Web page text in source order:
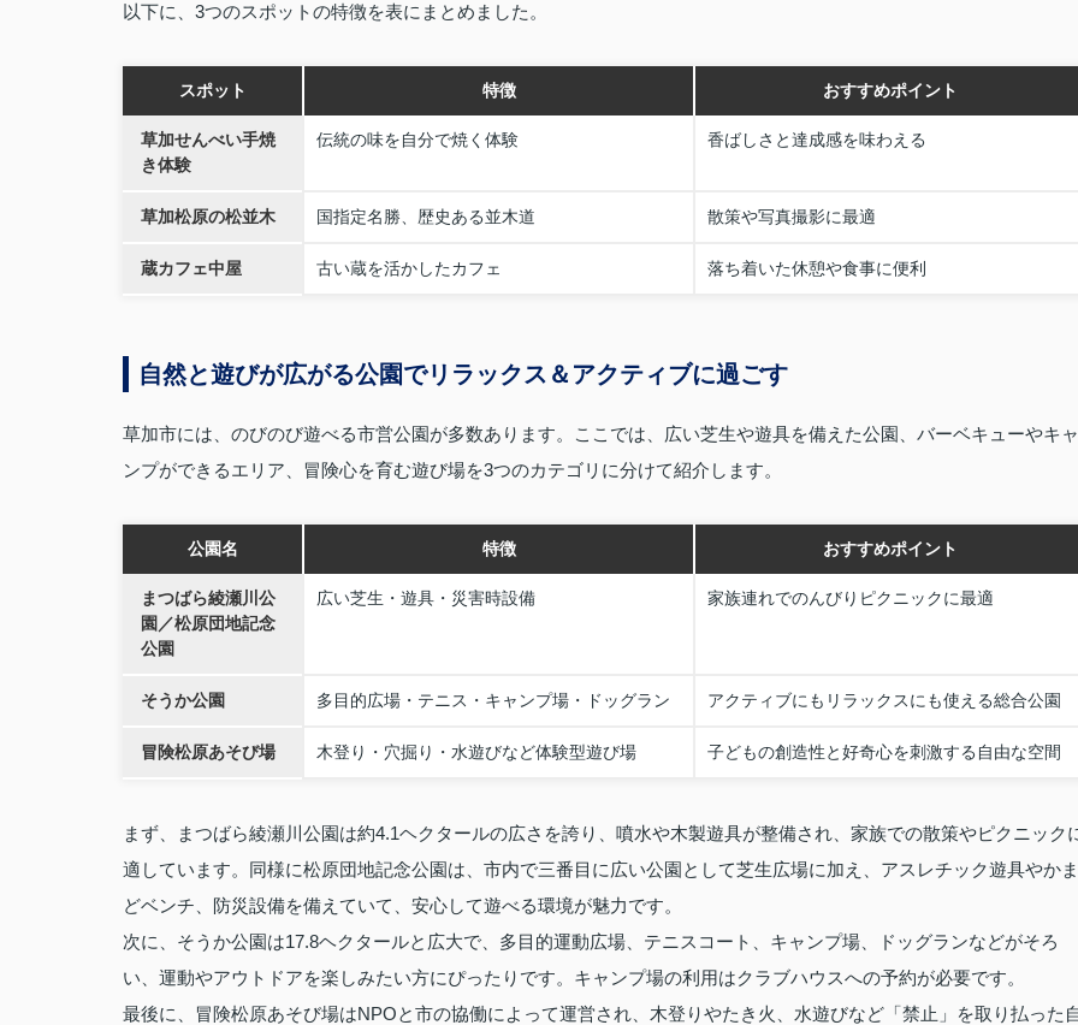
以下に、3つのスポットの特徴を表にまとめました。
スポット 特徴 おすすめポイント
草加せんべい手焼
き体験
伝統の味を自分で焼く体験 香ばしさと達成感を味わえる
草加松原の松並木 国指定名勝、歴史ある並木道 散策や写真撮影に最適
蔵カフェ中屋 古い蔵を活かしたカフェ 落ち着いた休憩や食事に便利
自然と遊びが広がる公園でリラックス＆アクティブに過ごす
草加市には、のびのび遊べる市営公園が多数あります。ここでは、広い芝生や遊具を備えた公園、バーベキューやキャ
ンプができるエリア、冒険心を育む遊び場を3つのカテゴリに分けて紹介します。
公園名 特徴 おすすめポイント
まつばら綾瀬川公
園／松原団地記念
公園
広い芝生・遊具・災害時設備 家族連れでのんびりピクニックに最適
そうか公園 多目的広場・テニス・キャンプ場・ドッグラン アクティブにもリラックスにも使える総合公園
冒険松原あそび場 木登り・穴掘り・水遊びなど体験型遊び場 子どもの創造性と好奇心を刺激する自由な空間
まず、まつばら綾瀬川公園は約4.1ヘクタールの広さを誇り、噴水や木製遊具が整備され、家族での散策やピクニック
適しています。同様に松原団地記念公園は、市内で三番目に広い公園として芝生広場に加え、アスレチック遊具やかま
どベンチ、防災設備を備えていて、安心して遊べる環境が魅力です。
次に、そうか公園は17.8ヘクタールと広大で、多目的運動広場、テニスコート、キャンプ場、ドッグランなどがそろ
い、運動やアウトドアを楽しみたい方にぴったりです。キャンプ場の利用はクラブハウスへの予約が必要です。
最後に、冒険松原あそび場はNPOと市の協働によって運営され、木登りやたき火、水遊びなど「禁止」を取り払った